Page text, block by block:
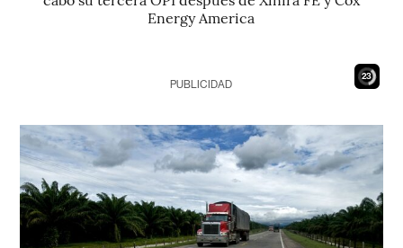
Energy America
21
PUBLICIDAD